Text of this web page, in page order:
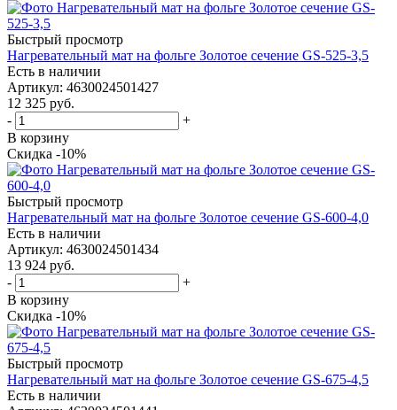
Быстрый просмотр
Нагревательный мат на фольге Золотое сечение GS-525-3,5
Есть в наличии
Артикул: 4630024501427
12 325 руб.
-
+
В корзину
Скидка -10%
Быстрый просмотр
Нагревательный мат на фольге Золотое сечение GS-600-4,0
Есть в наличии
Артикул: 4630024501434
13 924 руб.
-
+
В корзину
Скидка -10%
Быстрый просмотр
Нагревательный мат на фольге Золотое сечение GS-675-4,5
Есть в наличии